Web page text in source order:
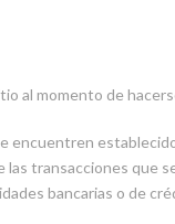
al momento de
encuentren
transacciones que
bancarias o de